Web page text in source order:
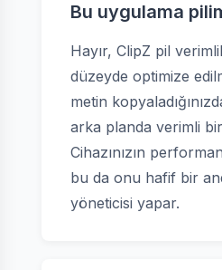
Bu uygulama
Hayır, ClipZ pil
düzeyde optimize
metin
arka planda verimli bir
Cihazınızın
bu da onu hafif bir
yöneticisi yapar.